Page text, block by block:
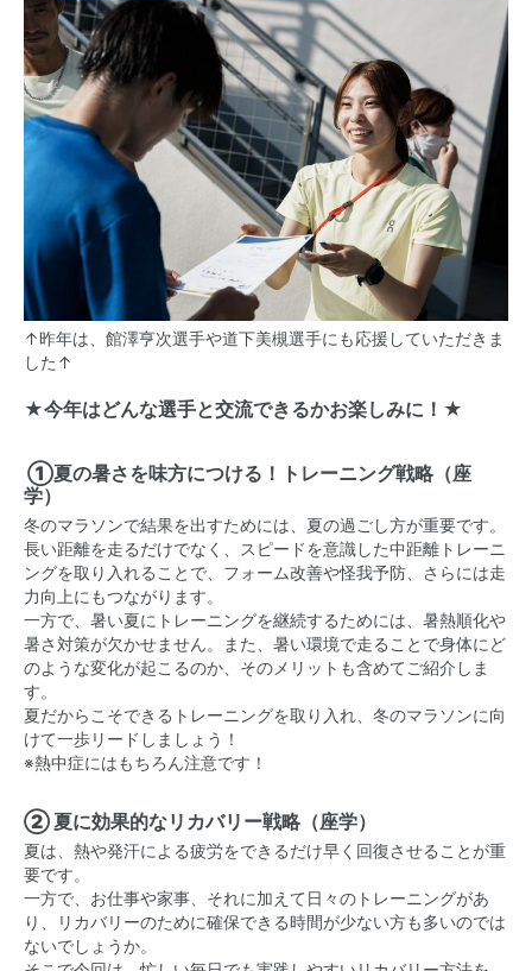
↑昨年は、館澤亨次選手や道下美槻選手にも応援していただきま
した↑
★今年はどんな選手と交流できるかお楽しみに！★
①夏の暑さを味方につける！トレーニング戦略（座
学）
冬のマラソンで結果を出すためには、夏の過ごし方が重要です。
長い距離を走るだけでなく、スピードを意識した中距離トレーニ
ングを取り入れることで、フォーム改善や怪我予防、さらには走
力向上にもつながります。
一方で、暑い夏にトレーニングを継続するためには、暑熱順化や
暑さ対策が欠かせません。また、暑い環境で走ることで身体にど
のような変化が起こるのか、そのメリットも含めてご紹介しま
す。
夏だからこそできるトレーニングを取り入れ、冬のマラソンに向
けて一歩リードしましょう！
※熱中症にはもちろん注意です！
② 夏に効果的なリカバリー戦略（座学）
夏は、熱や発汗による疲労をできるだけ早く回復させることが重
要です。
一方で、お仕事や家事、それに加えて日々のトレーニングがあ
り、リカバリーのために確保できる時間が少ない方も多いのでは
ないでしょうか。